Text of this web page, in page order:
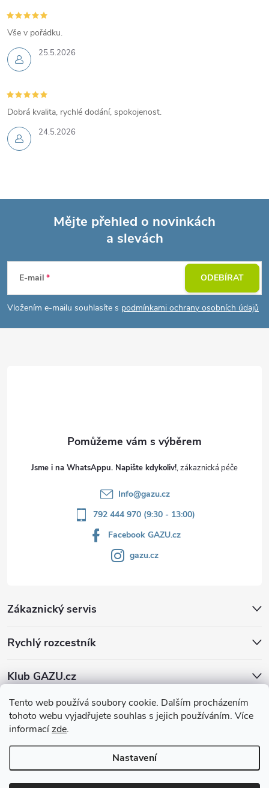
Tento web používá soubory cookie. Dalším procházením
tohoto webu vyjadřujete souhlas s jejich používáním. Více
informacízde.
Nastavení
25.5.2026
Vše v pořádku.
24.5.2026
Dobrá kvalita, rychlé dodání, spokojenost.
p
Mějte přehled o novinkách
a slevách
E-mail
Vložením e-mailu souhlasíte s podmínkami ochrany osobních údajů
ODEBÍRAT
Jsme i na WhatsAppu. Napište kdykoliv!
Info@gazu.cz
792 444 970 (9:30 - 13:00)
Facebook GAZU.cz
gazu.cz
Zákaznický servis
Rychlý rozcestník
Klub GAZU.cz
Copyright 2026GAZU.cz | moderní koberce. Všechna práva vyhrazena.